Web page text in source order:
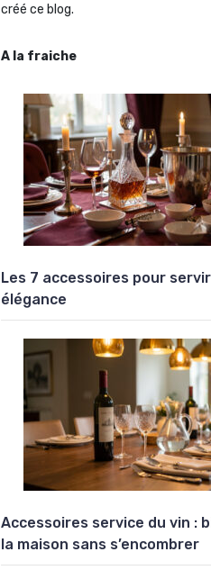
créé ce blog.
A la fraiche
Les 7 accessoires pour
élégance
Accessoires service du vin :
la maison sans s’encombrer